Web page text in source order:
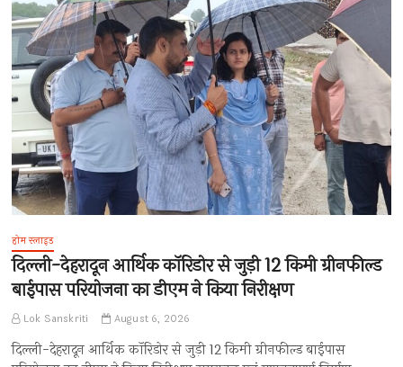
होम स्लाइड
दिल्ली-देहरादून आर्थिक कॉरिडोर से जुड़ी 12 किमी ग्रीनफील्ड
बाईपास परियोजना का डीएम ने किया निरीक्षण
Lok Sanskriti August 6, 2026
दिल्ली-देहरादून आर्थिक कॉरिडोर से जुड़ी 12 किमी ग्रीनफील्ड बाईपास